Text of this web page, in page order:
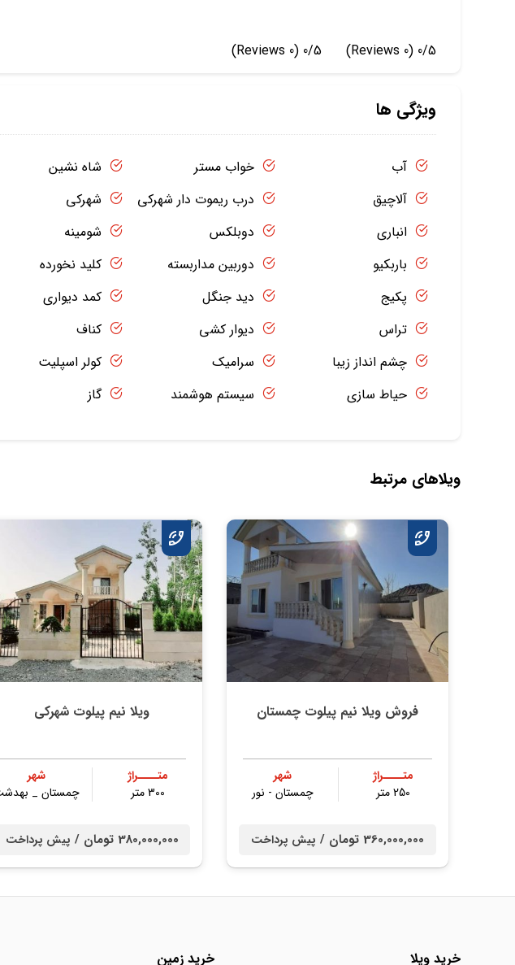
0/5
(0 Reviews)
0/5
(0 Reviews)
ویژگی ها
آب
آلاچیق
انباری
باربکیو
پکیج
تراس
چشم انداز زیبا
حیاط سازی
خواب مستر
درب ریموت دار شهرکی
دوبلکس
دوربین مداربسته
دید جنگل
دیوار کشی
سرامیک
سیستم هوشمند
شاه نشین
شهرکی
شومینه
کلید نخورده
کمد دیواری
کناف
کولر اسپلیت
گاز
ویلاهای مرتبط
فروش ویلا نیم پیلوت چمستان
متــــراژ
250 متر
شهر
چمستان - نور
360,000,000 تومان / پیش پرداخت
ویلا نیم پیلوت شهرکی
متــــراژ
300 متر
شهر
چمستان _
380,000,000 تومان / پیش پرداخت
خرید ویلا خرید زمین